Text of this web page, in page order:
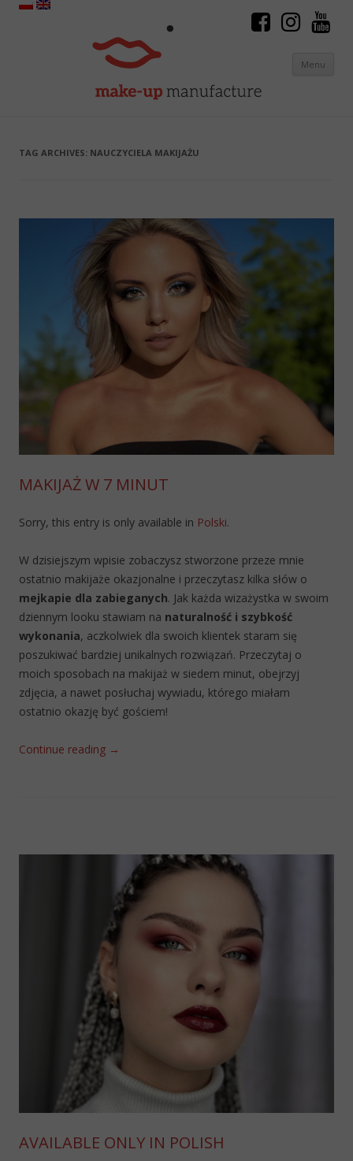
Menu
TAG ARCHIVES: NAUCZYCIELA MAKIJAŻU
MAKIJAŻ W 7 MINUT
Sorry, this entry is only available in Polski.
W dzisiejszym wpisie zobaczysz stworzone przeze mnie
ostatnio makijaże okazjonalne i przeczytasz kilka słów o
mejkapie dla zabieganych. Jak każda wizażystka w swoim
dziennym looku stawiam na naturalność i szybkość
wykonania, aczkolwiek dla swoich klientek staram się
poszukiwać bardziej unikalnych rozwiązań. Przeczytaj o
moich sposobach na makijaż w siedem minut, obejrzyj
zdjęcia, a nawet posłuchaj wywiadu, którego miałam
ostatnio okazję być gościem!
Continue reading →
AVAILABLE ONLY IN POLISH